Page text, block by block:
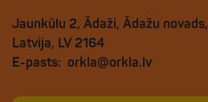
Jaunkūlu 2, Ādaži, Ādažu novads,
Latvija, LV 2164
E-pasts: orkla@orkla.lv